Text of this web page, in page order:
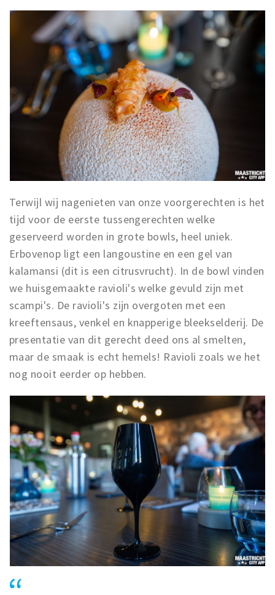
Terwijl wij nagenieten van onze voorgerechten is het
tijd voor de eerste tussengerechten welke
geserveerd worden in grote bowls, heel uniek.
Erbovenop ligt een langoustine en een gel van
kalamansi (dit is een citrusvrucht). In de bowl vinden
we huisgemaakte ravioli's welke gevuld zijn met
scampi's. De ravioli's zijn overgoten met een
kreeftensaus, venkel en knapperige bleekselderij. De
presentatie van dit gerecht deed ons al smelten,
maar de smaak is echt hemels! Ravioli zoals we het
nog nooit eerder op hebben.